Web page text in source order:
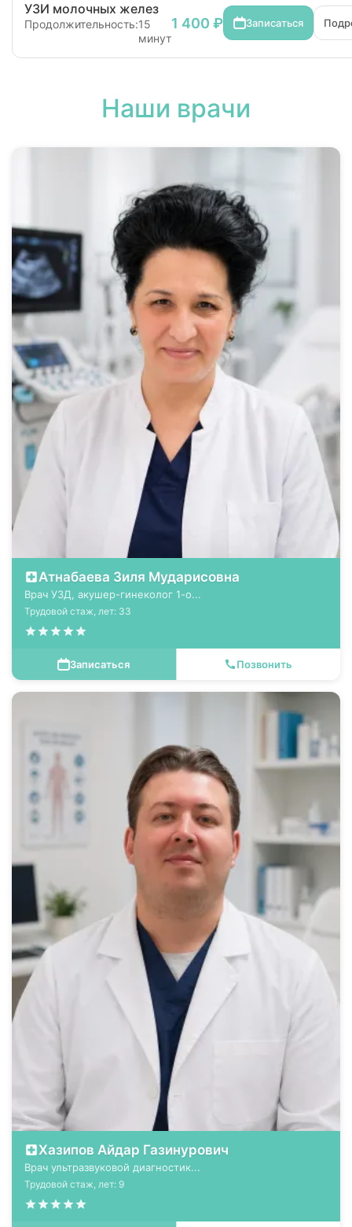
УЗИ молочных желез
Продолжительность:15
минут
1 400 ₽ Записаться
Наши врачи
Атнабаева Зиля Мударисовна
Врач УЗД, акушер-гинеколог 1-о...
Трудовой стаж, лет: 33
Записаться Позвонить
Хазипов Айдар Газинурович
Врач ультразвуковой диагностик...
Трудовой стаж, лет: 9